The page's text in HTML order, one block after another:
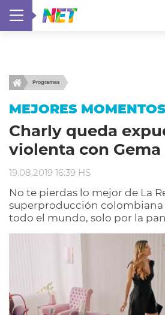
Programas
MEJORES MOMENTOS
Charly queda
violenta con Gema
19.08.2019 16:39 HS
No te pierdas lo mejor de La
superproducción colombiana
todo el mundo, solo por la